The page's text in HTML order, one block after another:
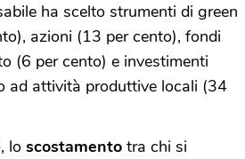
ha scelto strumenti di green
azioni (13 per cento), fondi
(6 per cento) e investimenti
ad attività produttive locali (34
lo scostamento tra chi si